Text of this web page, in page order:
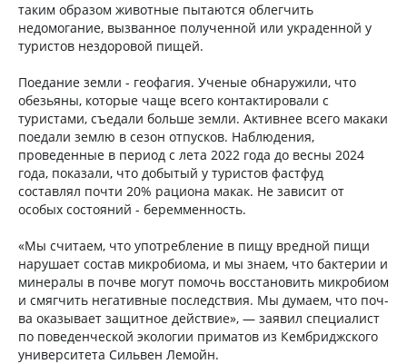
таким образом животные пытаются облегчить
недомогание, вызванное полученной или украденной у
туристов нездоровой пищей.
Поедание земли - геофагия. Ученые обнаружили, что
обезьяны, которые чаще всего контактировали с
туристами, съедали больше земли. Активнее всего макаки
поедали землю в сезон отпусков. Наблюдения,
проведенные в период с лета 2022 года до весны 2024
года, показали, что добытый у туристов фастфуд
составлял почти 20% рациона макак. Не зависит от
особых состояний - беремменность.
«Мы счи­та­ем, что упо­треб­ле­ние в пищу вред­ной пищи
на­ру­ша­ет со­став мик­ро­био­ма, и мы зна­ем, что бак­те­рии и
ми­не­ра­лы в поч­ве мо­гут по­мочь вос­ста­но­вить мик­ро­биом
и смяг­чить нега­тив­ные по­след­ствия. Мы ду­ма­ем, что поч­
ва ока­зы­ва­ет за­щит­ное дей­ствие», — за­явил спе­ци­а­лист
по по­ве­ден­че­ской эко­ло­гии при­ма­тов из Кем­бридж­ско­го
уни­вер­си­те­та Силь­вен Ле­мойн.